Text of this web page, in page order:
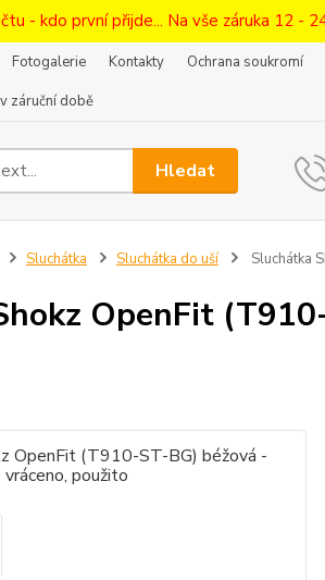
- kdo první přijde... Na vše záruka 12 -
Fotogalerie Kontakty
Ochrana soukromí
záruční době
Hledat
Sluchátka Sluchátka do uší Sluchátka
OpenFit